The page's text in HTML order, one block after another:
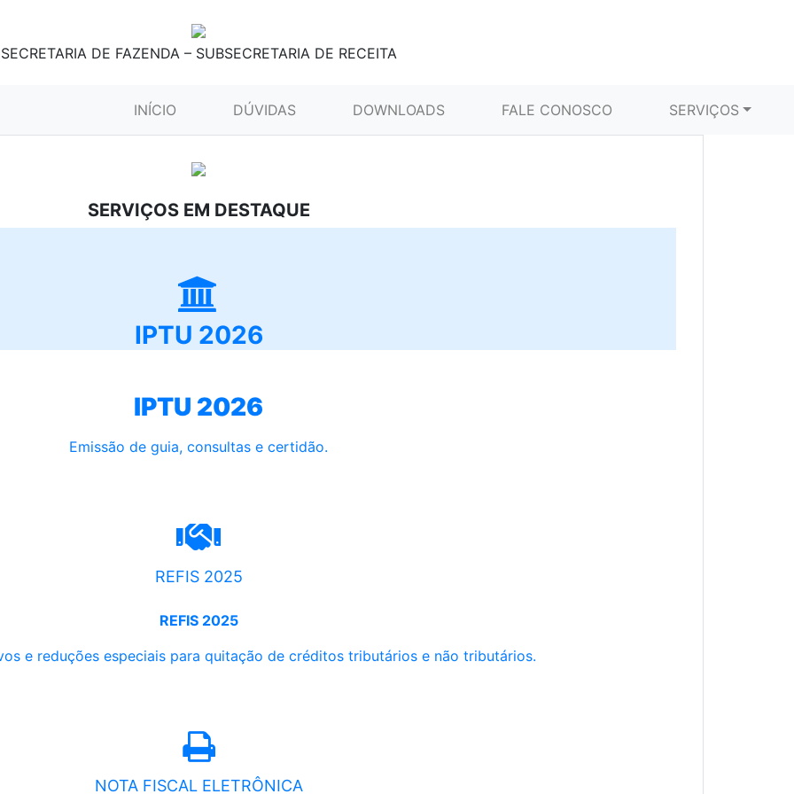
SECRETARIA DE FAZENDA – SUBSECRETARIA DE RECEITA
INÍCIO (CURRENT)DÚVIDAS DOWNLOADS FALE CONOSCO SERVIÇOS
SERVIÇOS EM DESTAQUE
IPTU 2026
IPTU 2026
Emissão de guia, consultas e certidão.
REFIS 2025
REFIS 2025
e reduções especiais para quitação de créditos tributários e não tributários.
NOTA FISCAL ELETRÔNICA